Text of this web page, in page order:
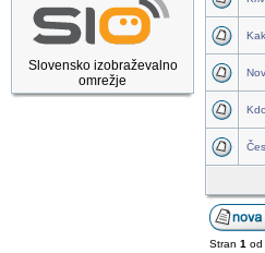
Slovensko izobraževalno
omrežje
Stran 1 od